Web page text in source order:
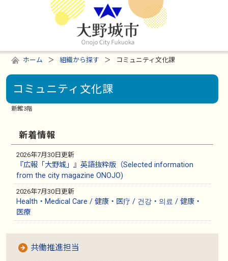
ホーム 組織から探す コミュニティ文化課
コミュニティ文化課
新館3階
新着情報
2026年7月30日更新
『広報「大野城」』英語抜粋版（Selected information
from the city magazine ONOJO)
2026年7月30日更新
Health・Medical Care / 健康・医疗 / 건강・의료 / 健康・
医療
共働推進担当